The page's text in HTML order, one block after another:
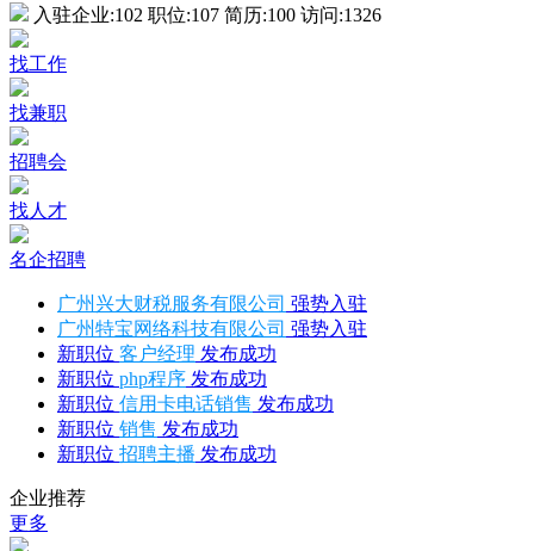
入驻企业:102 职位:107 简历:100 访问:1326
找工作
找兼职
招聘会
找人才
名企招聘
广州兴大财税服务有限公司 强势入驻
广州特宝网络科技有限公司 强势入驻
新职位 客户经理 发布成功
新职位 php程序 发布成功
新职位 信用卡电话销售 发布成功
新职位 销售 发布成功
新职位 招聘主播 发布成功
企业推荐
更多